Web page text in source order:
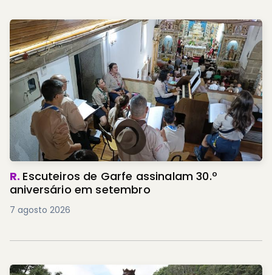
R. Escuteiros de Garfe assinalam 30.º
aniversário em setembro
7 agosto 2026